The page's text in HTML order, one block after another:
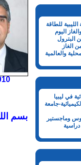
الليبية للطاقة
اليوم
البترول
الغاز
والعالمية
في ليبيا
جامعة
وماجستير
بسم